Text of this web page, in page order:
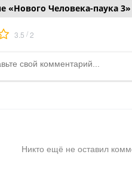
«Нового Человека-паука
3.5 /2
Никто ещё не оставил